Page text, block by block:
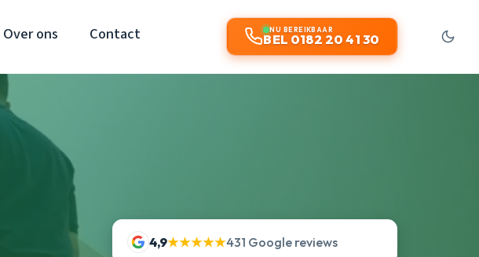
Over ons Contact NU BEREIKBAAR
BEL 0182 20 41 30
4,9★★★★★431 Google reviews